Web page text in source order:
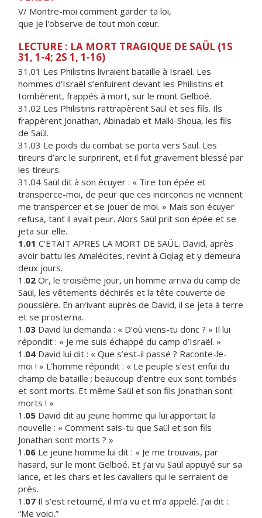
V/ Montre-moi comment garder ta loi,
que je l'observe de tout mon cœur.
LECTURE : LA MORT TRAGIQUE DE SAÜL (1S
31, 1-4; 2S 1, 1-16)
31.01 Les Philistins livraient bataille à Israël. Les
hommes d’Israël s’enfuirent devant les Philistins et
tombèrent, frappés à mort, sur le mont Gelboé.
31.02 Les Philistins rattrapèrent Saül et ses fils. Ils
frappèrent Jonathan, Abinadab et Malki-Shoua, les fils
de Saül.
31.03 Le poids du combat se porta vers Saül. Les
tireurs d’arc le surprirent, et il fut gravement blessé par
les tireurs.
31.04 Saül dit à son écuyer : « Tire ton épée et
transperce-moi, de peur que ces incirconcis ne viennent
me transpercer et se jouer de moi. » Mais son écuyer
refusa, tant il avait peur. Alors Saül prit son épée et se
jeta sur elle.
1.01 C’ETAIT APRES LA MORT DE SAÜL. David, après
avoir battu les Amalécites, revint à Ciqlag et y demeura
deux jours.
1.02 Or, le troisième jour, un homme arriva du camp de
Saül, les vêtements déchirés et la tête couverte de
poussière. En arrivant auprès de David, il se jeta à terre
et se prosterna.
1.03 David lui demanda : « D’où viens-tu donc ? » Il lui
répondit : « Je me suis échappé du camp d’Israël. »
1.04 David lui dit : « Que s’est-il passé ? Raconte-le-
moi ! » L’homme répondit : « Le peuple s’est enfui du
champ de bataille ; beaucoup d’entre eux sont tombés
et sont morts. Et même Saül et son fils Jonathan sont
morts ! »
1.05 David dit au jeune homme qui lui apportait la
nouvelle : « Comment sais-tu que Saül et son fils
Jonathan sont morts ? »
1.06 Le jeune homme lui dit : « Je me trouvais, par
hasard, sur le mont Gelboé. Et j’ai vu Saül appuyé sur sa
lance, et les chars et les cavaliers qui le serraient de
près.
1.07 Il s’est retourné, il m’a vu et m’a appelé. J’ai dit :
“Me voici.”